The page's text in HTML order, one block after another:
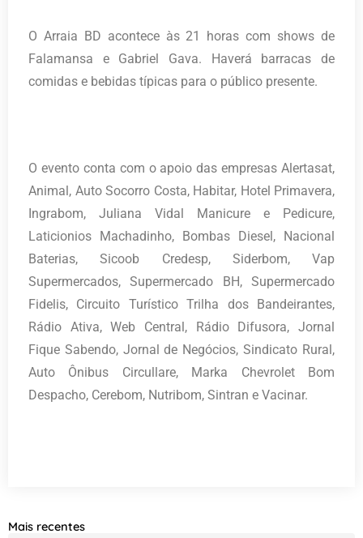
O Arraia BD acontece às 21 horas com shows de
Falamansa e Gabriel Gava. Haverá barracas de
comidas e bebidas típicas para o público presente.
O evento conta com o apoio das empresas Alertasat,
Animal, Auto Socorro Costa, Habitar, Hotel Primavera,
Ingrabom, Juliana Vidal Manicure e Pedicure,
Laticionios Machadinho, Bombas Diesel, Nacional
Baterias, Sicoob Credesp, Siderbom, Vap
Supermercados, Supermercado BH, Supermercado
Fidelis, Circuito Turístico Trilha dos Bandeirantes,
Rádio Ativa, Web Central, Rádio Difusora, Jornal
Fique Sabendo, Jornal de Negócios, Sindicato Rural,
Auto Ônibus Circullare, Marka Chevrolet Bom
Despacho, Cerebom, Nutribom, Sintran e Vacinar.
Mais recentes